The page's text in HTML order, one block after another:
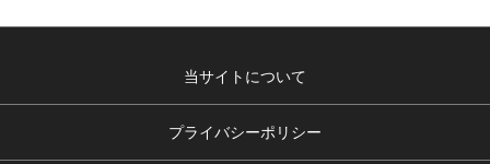
当サイトについて
プライバシーポリシー